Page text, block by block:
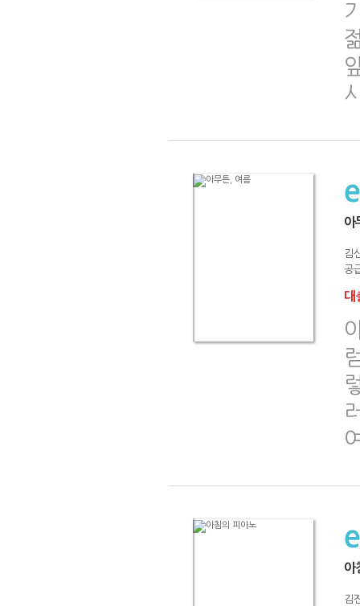
아
김
공
대
아
김